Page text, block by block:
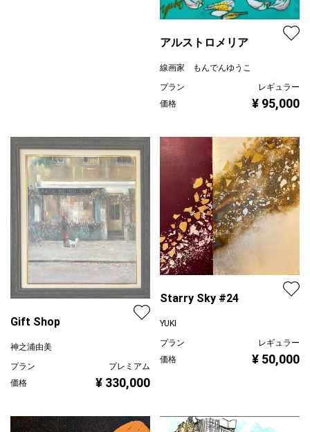
アルストロメリア
線画家 もんでんゆうこ
プラン
レギュラー
価格
¥ 95,000
Gift Shop
神之浦由美
プラン
プレミアム
価格
¥ 330,000
Starry Sky #24
YUKI
プラン
レギュラー
価格
¥ 50,000